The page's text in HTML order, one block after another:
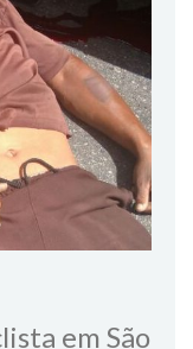
em São